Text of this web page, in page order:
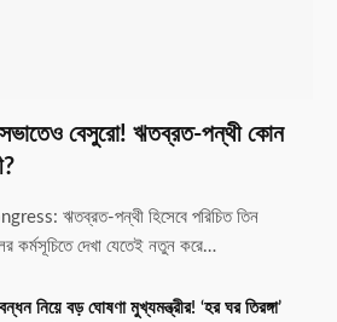
বেসুরো! ঋতব্রত-পন্থী কোন
ঋতব্রত-পন্থী হিসেবে পরিচিত তিন
কর্মসূচিতে দেখা যেতেই নতুন করে…
নিয়ে বড় ঘোষণা মুখ্যমন্ত্রীর! ‘হর ঘর তিরঙ্গা’